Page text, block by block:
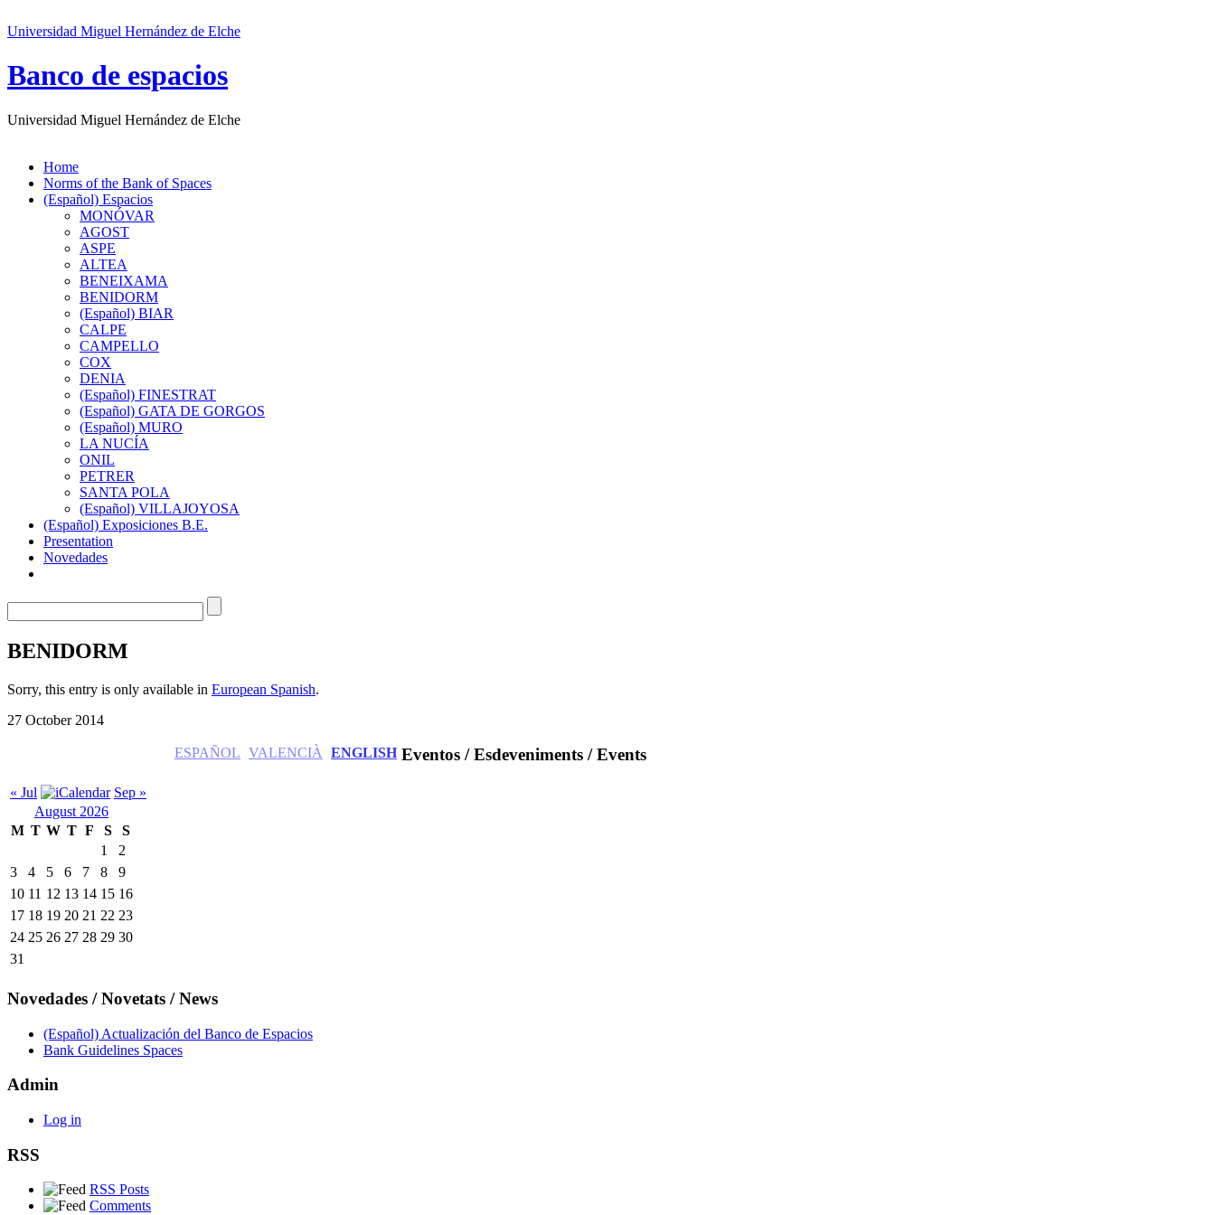
Universidad Miguel Hernández de Elche
Banco de espacios
Universidad Miguel Hernández de Elche
Home
Norms of the Bank of Spaces
(Español) Espacios
MONÓVAR
AGOST
ASPE
ALTEA
BENEIXAMA
BENIDORM
(Español) BIAR
CALPE
CAMPELLO
COX
DENIA
(Español) FINESTRAT
(Español) GATA DE GORGOS
(Español) MURO
LA NUCÍA
ONIL
PETRER
SANTA POLA
(Español) VILLAJOYOSA
(Español) Exposiciones B.E.
Presentation
Novedades
BENIDORM
Sorry, this entry is only available in European Spanish.
27 October 2014
ESPAÑOL VALENCIÀ ENGLISH Eventos / Esdeveniments / Events
« Jul
Sep »
August 2026
M T W T F S
S
1
2
3
4 5 6 7 8
9
10 11 12 13 14 15 16
17 18 19 20 21 22 23
24 25 26 27 28 29 30
31
Novedades / Novetats / News
(Español) Actualización del Banco de Espacios
Bank Guidelines Spaces
Admin
Log in
RSS
RSS Posts
Comments